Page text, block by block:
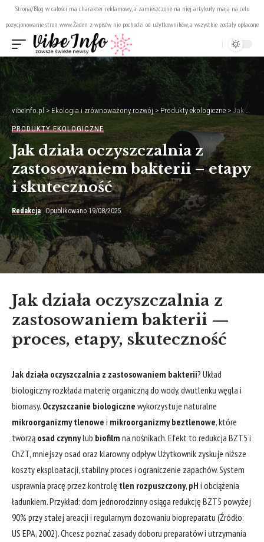
Strona/Blog w całości ma charakter reklamowy, a zamieszczone na niej artykuły mają na celu
pozycjonowanie stron www. Żaden z wpisów nie pochodzi od użytkowników, a wszystkie zostały opłacone.
vibeInfo.pl >Ekologia i zrównoważony rozwój > Produkty ekologiczne> Jak działa oczyszczalnia z zastosowaniem bakterii – etapy i skuteczność
PRODUKTY EKOLOGICZNE
Jak działa oczyszczalnia z
zastosowaniem bakterii – etapy
i skuteczność
Redakcja Opublikowano 19/08/2025
Jak działa oczyszczalnia z
zastosowaniem bakterii —
proces, etapy, skuteczność
Jak działa oczyszczalnia z zastosowaniem bakterii? Układ
biologiczny rozkłada materię organiczną do wody, dwutlenku węgla i
biomasy. Oczyszczanie biologiczne wykorzystuje naturalne
mikroorganizmy tlenowe i mikroorganizmy beztlenowe, które
tworzą osad czynnylub biofilm na nośnikach. Efekt to redukcja BZT5 i
ChZT, mniejszy osad oraz klarowny odpływ. Użytkownik zyskuje niższe
koszty eksploatacji, stabilny proces i ograniczenie zapachów. System
usprawnia pracę przez kontrolę tlen rozpuszczony, pH i obciążenia
ładunkiem. Przykład: dom jednorodzinny osiąga redukcję BZT5 powyżej
90% przy stałej areacji i regularnym dozowaniu biopreparatu (Źródło:
US EPA, 2002). Chcesz poznać zasady doboru preparatów i utrzymania